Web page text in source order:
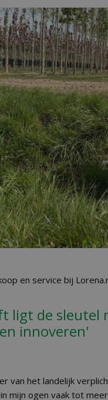
en service bij
ligt de sleutel
innoveren'
van het landelijk
mijn ogen vaak tot